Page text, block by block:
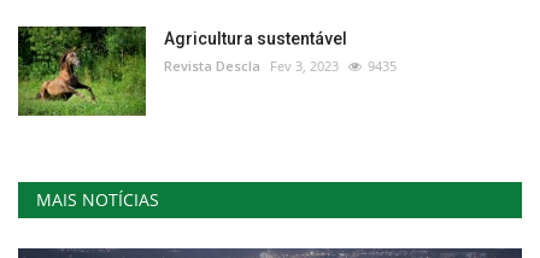
Agricultura sustentável
Revista Descla Fev 3, 2023 9435
MAIS NOTÍCIAS